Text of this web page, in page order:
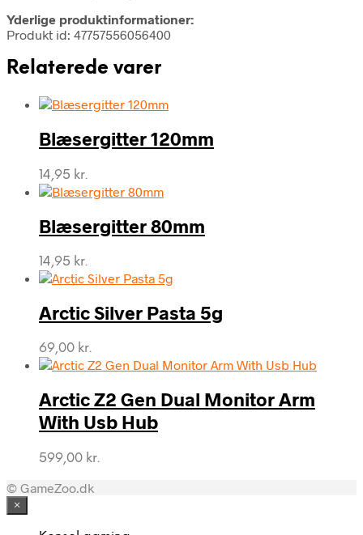
Yderlige produktinformationer:
Produkt id: 47757556056400
Relaterede varer
Blæsergitter 120mm
14,95 kr.
Blæsergitter 80mm
14,95 kr.
Arctic Silver Pasta 5g
69,00 kr.
Arctic Z2 Gen Dual Monitor Arm
With Usb Hub
599,00 kr.
© GameZoo.dk
×